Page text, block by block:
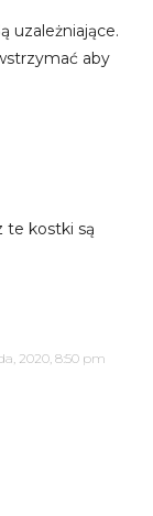
uzależniające.
aby
te kostki są
2020, 8:50 pm